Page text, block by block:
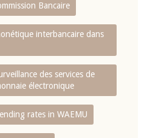
Bancaire
interbancaire dans
des services de
électronique
rates in WAEMU